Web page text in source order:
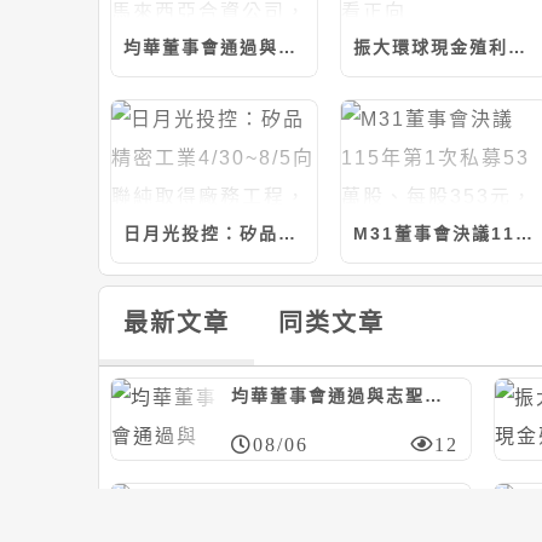
均華董事會通過與志聖等共同投資設立馬來西亞合資公司，計280萬美元/持股20% 振大環球現金殖利率近6%；今年營運看正向
日月光投控：矽品精密工業4/30~8/5向聯純取得廠務工程，計約9.37億元 M31董事會決議115年第1次私募53萬股、每股353元，應募人信驊
最新文章 同类文章
均華董事會通過與志聖等共同投資設立馬來西亞合資公司，計280萬美元/持股20%
08/06 12